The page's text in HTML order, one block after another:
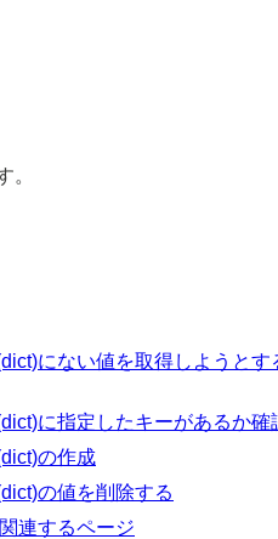
。
にない値を取得しようとす
に指定したキーがあるか確
の作成
の値を削除する
連するページ